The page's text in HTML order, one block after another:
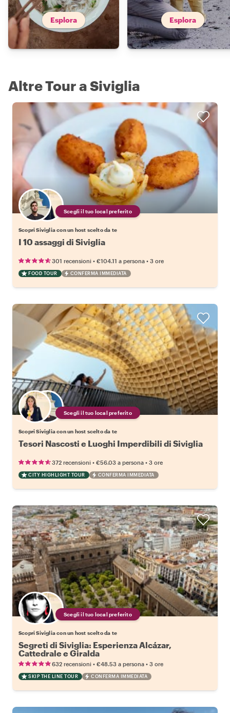
Esplora Esplora
Altre Tour a Siviglia
Scegli il tuo local preferito
Scopri Siviglia con un host scelto da te
I 10 assaggi di Siviglia
301 recensioni • €104.11 a persona • 3 ore
FOOD TOUR CONFERMA IMMEDIATA
Scegli il tuo local preferito
Scopri Siviglia con un host scelto da te
Tesori Nascosti e Luoghi Imperdibili di Siviglia
372 recensioni • €56.03 a persona • 3 ore
CITY HIGHLIGHT TOUR CONFERMA IMMEDIATA
Scegli il tuo local preferito
Scopri Siviglia con un host scelto da te
Segreti di Siviglia: Esperienza Alcázar,
Cattedrale e Giralda
632 recensioni • €48.53 a persona • 3 ore
SKIP THE LINE TOUR CONFERMA IMMEDIATA